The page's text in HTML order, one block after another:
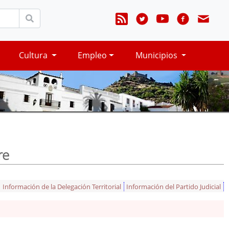
Cultura Empleo Municipios
Información de la Delegación Territorial Información del Partido Judicial